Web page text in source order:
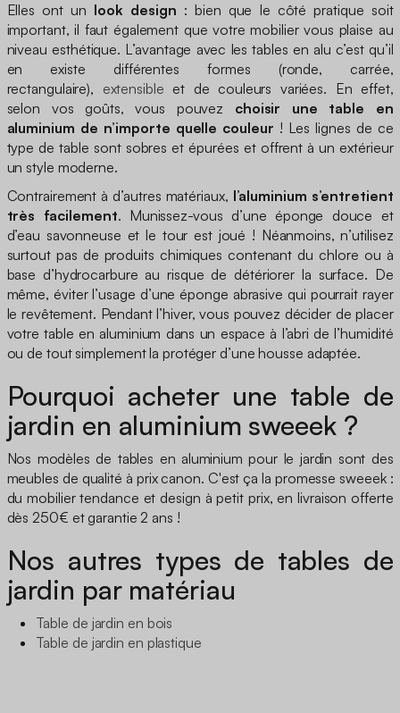
Elles ont un look design : bien que le côté pratique soit
important, il faut également que votre mobilier vous plaise au
niveau esthétique. L’avantage avec les tables en alu c’est qu’il
en existe différentes formes (ronde, carrée,
rectangulaire), extensible et de couleurs variées. En effet,
selon vos goûts, vous pouvez choisir une table en
aluminium de n’importe quelle couleur ! Les lignes de ce
type de table sont sobres et épurées et offrent à un extérieur
un style moderne.
Contrairement à d’autres matériaux, l’aluminium s’entretient
très facilement. Munissez-vous d’une éponge douce et
d’eau savonneuse et le tour est joué ! Néanmoins, n’utilisez
surtout pas de produits chimiques contenant du chlore ou à
base d’hydrocarbure au risque de détériorer la surface. De
même, éviter l’usage d’une éponge abrasive qui pourrait rayer
le revêtement. Pendant l’hiver, vous pouvez décider de placer
votre table en aluminium dans un espace à l’abri de l’humidité
ou de tout simplement la protéger d’une housse adaptée.
Pourquoi acheter une table de
jardin en aluminium sweeek ?
Nos modèles de tables en aluminium pour le jardin sont des
meubles de qualité à prix canon. C'est ça la promesse sweeek :
du mobilier tendance et design à petit prix, en livraison offerte
dès 250€ et garantie 2 ans !
Nos autres types de tables de
jardin par matériau
Table de jardin en bois
Table de jardin en plastique